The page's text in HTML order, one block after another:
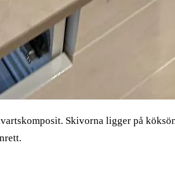
Skivorna ligger på